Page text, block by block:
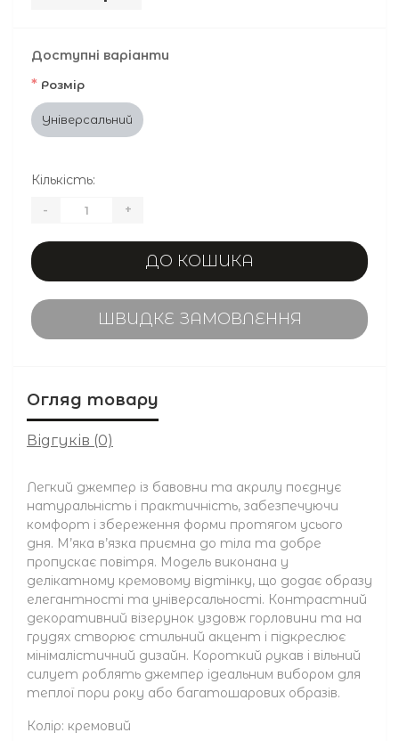
Доступні варіанти
* Розмір
Універсальний
Кількість:
- +
ДО КОШИКА
ШВИДКЕ ЗАМОВЛЕННЯ
Огляд товару
Відгуків (0)
Легкий джемпер із бавовни та акрилу поєднує
натуральність і практичність, забезпечуючи
комфорт і збереження форми протягом усього
дня. М’яка в’язка приємна до тіла та добре
пропускає повітря. Модель виконана у
делікатному кремовому відтінку, що додає образу
елегантності та універсальності. Контрастний
декоративний візерунок уздовж горловини та на
грудях створює стильний акцент і підкреслює
мінімалістичний дизайн. Короткий рукав і вільний
силует роблять джемпер ідеальним вибором для
теплої пори року або багатошарових образів.
Колір: кремовий